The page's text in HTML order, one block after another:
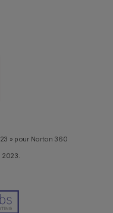
» pour Norton 360
2023.